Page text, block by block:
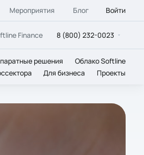
Мероприятия Блог Войти
Finance 8 (800) 232-0023
решения
Облако Softline
Для бизнеса Проекты